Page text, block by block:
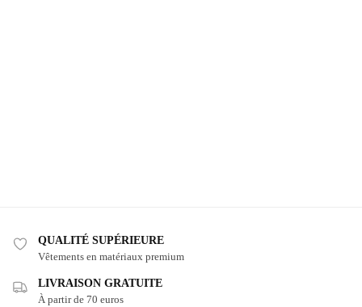
QUALITÉ SUPÉRIEURE
Vêtements en matériaux premium
LIVRAISON GRATUITE
À partir de 70 euros